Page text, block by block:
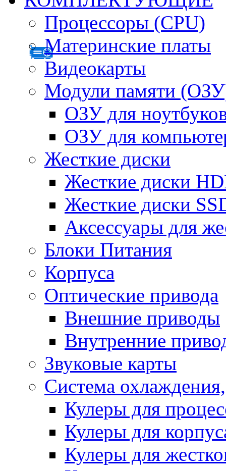
Процессоры (CPU)
Материнские платы
Видеокарты
Модули памяти
ОЗУ для
ОЗУ для
Жесткие диски
Жесткие диски
Жесткие диски
Аксессуары для
Блоки Питания
Корпуса
Оптические привода
Внешние приводы
Внутренние
Звуковые карты
Система
Кулеры для
Кулеры для
Кулеры для